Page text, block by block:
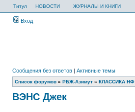
Титул НОВОСТИ ЖУРНАЛЫ И КНИГИ
Вход
Сообщения без ответов | Активные темы
Список форумов » РБЖ-Азимут » КЛАССИКА НФ
ВЭНС Джек